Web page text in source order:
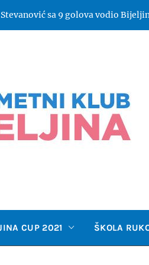
9 golova vodio Bijeljinu do
CUP 2021 ŠKOLA